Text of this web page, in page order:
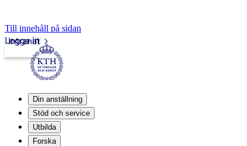
Till innehåll på sidan
Intranät
Logga in
Din anställning
Stöd och service
Utbilda
Forska